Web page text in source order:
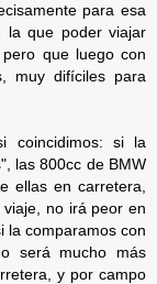
para esa
la que poder viajar
que luego con
muy difíciles para
coincidimos: si la
las 800cc de BMW
ellas en carretera,
no irá peor en
la comparamos con
será mucho más
y por campo